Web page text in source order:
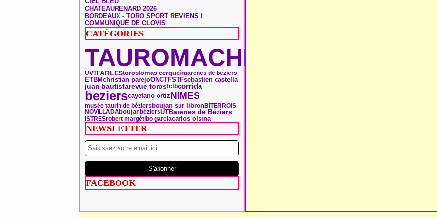
CHATEAURENARD 2026
BORDEAUX - TORO SPORT REVIENS !
COMMUNIQUÉ DE CLOVIS
CATÉGORIES
TAUROMACHIE
UVTFARLEStorostomas cerqueiraarenes de beziers
ETBMchristian parejoONCTFSTFsebastien castella
juan bautistarevue torosfctbcorrida
bezierscayetano ortizNIMES
musée taurin de béziers boujan sur libronBITERROIS
NOVILLADAboujanbéziersUTBarenes de Béziers
ISTRESrobert margétibo garciacarlos olsina
NEWSLETTER
FACEBOOK